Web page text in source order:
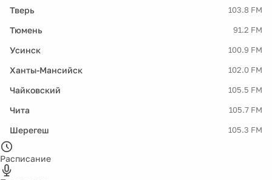
Тверь 103.8 FM
Тюмень 91.2 FM
Усинск 100.9 FM
Ханты-Мансийск 102.0 FM
Чайковский 105.5 FM
Чита 105.7 FM
Шерегеш 105.3 FM
Расписание